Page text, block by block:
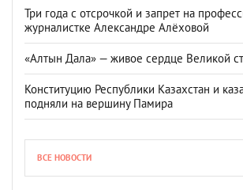
Три года с отсрочкой и запрет на
журналистке Александре Алёховой
«Алтын Дала» — живое сердце Великой
Конституцию Республики Казахстан и
подняли на вершину Памира
ВСЕ НОВОСТИ